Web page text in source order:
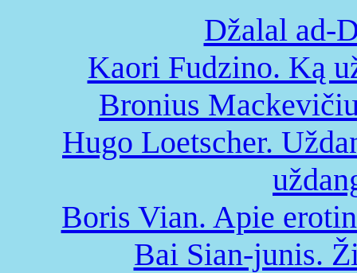
Džalal ad-
Kaori Fudzino. Ką
Bronius
Hugo Loetscher.
Boris Vian. Apie
Bai Sian-junis.